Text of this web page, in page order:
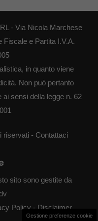
- Via Nicola Marchese
Fiscale e Partita I.V.A.
in quanto viene
Non può pertanto
ai sensi della legge n. 62
riservati - Contattaci
sito sono gestite da
Policy- Disclaimer
Gestione preferenze cookie